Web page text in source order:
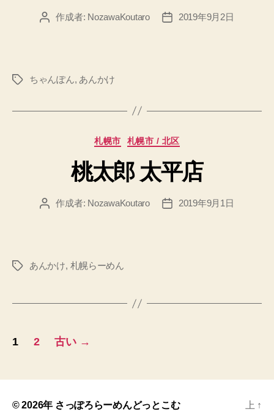
投
作成者: NozawaKoutaro
投
2019年9月2日
タ
ちゃんぽん, あんかけ
カ
ゴ
リ
札幌市 札幌市 / 北区
桃太郎 太平店
投
作成者: NozawaKoutaro
投
2019年9月1日
タ
あんかけ, 札幌らーめん
投
ナ
ビ
1 2 古い →
© 2026年 さっぽろらーめんどっとこむ 上 ↑